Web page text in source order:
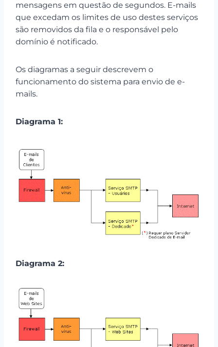
mensagens em questão de segundos. E-mails
que excedam os limites de uso destes serviços
são removidos da fila e o responsável pelo
domínio é notificado.
Os diagramas a seguir descrevem o
funcionamento do sistema para envio de e-
mails.
Diagrama 1:
Diagrama 2: